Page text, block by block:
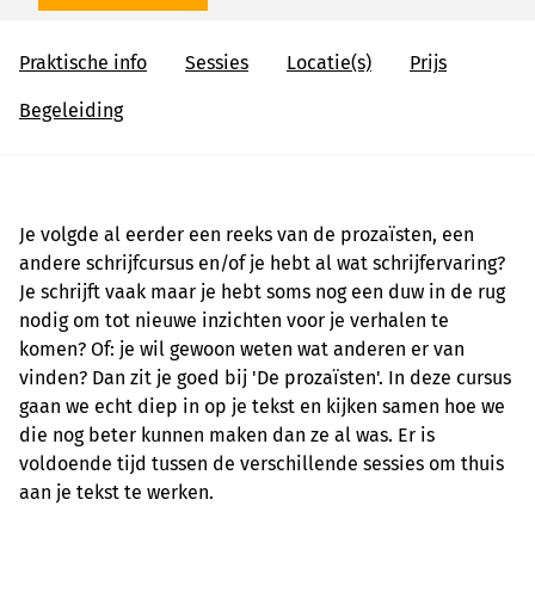
Praktische info Sessies Locatie(s) Prijs
Begeleiding
Je volgde al eerder een reeks van de prozaïsten, een
andere schrijfcursus en/of je hebt al wat schrijfervaring?
Je schrijft vaak maar je hebt soms nog een duw in de rug
nodig om tot nieuwe inzichten voor je verhalen te
komen? Of: je wil gewoon weten wat anderen er van
vinden? Dan zit je goed bij 'De prozaïsten'. In deze cursus
gaan we echt diep in op je tekst en kijken samen hoe we
die nog beter kunnen maken dan ze al was. Er is
voldoende tijd tussen de verschillende sessies om thuis
aan je tekst te werken.